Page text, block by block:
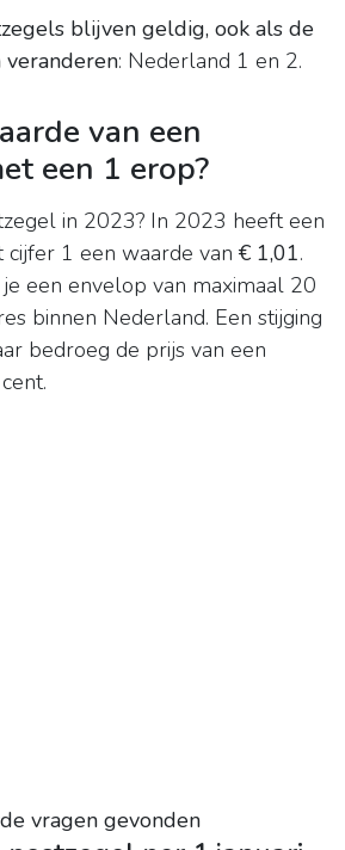
blijven geldig, ook als de
: Nederland 1 en 2.
van een
een 1 erop?
in 2023? In 2023 heeft een
1 een waarde van € 1,01.
een envelop van maximaal 20
binnen Nederland. Een stijging
bedroeg de prijs van een
vragen gevonden